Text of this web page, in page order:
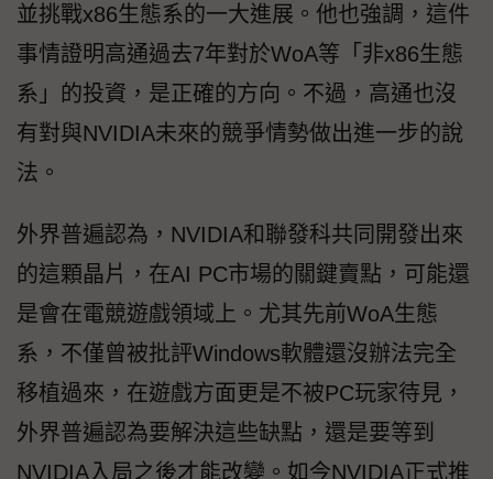
並挑戰x86生態系的一大進展。他也強調，這件
事情證明高通過去7年對於WoA等「非x86生態
系」的投資，是正確的方向。不過，高通也沒
有對與NVIDIA未來的競爭情勢做出進一步的說
法。
外界普遍認為，NVIDIA和聯發科共同開發出來
的這顆晶片，在AI PC市場的關鍵賣點，可能還
是會在電競遊戲領域上。尤其先前WoA生態
系，不僅曾被批評Windows軟體還沒辦法完全
移植過來，在遊戲方面更是不被PC玩家待見，
外界普遍認為要解決這些缺點，還是要等到
NVIDIA入局之後才能改變。如今NVIDIA正式推